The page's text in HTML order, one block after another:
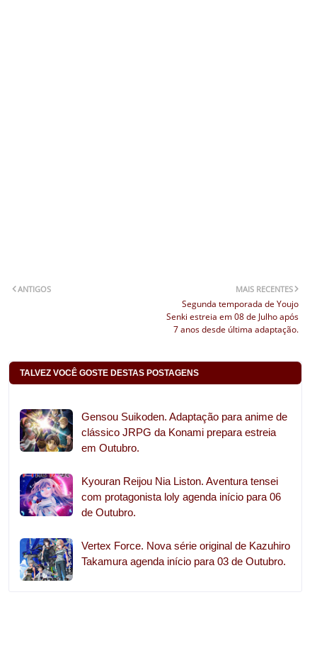
MAIS RECENTES
Segunda temporada de Youjo
Senki estreia em 08 de Julho após
7 anos desde última adaptação.
ANTIGOS
TALVEZ VOCÊ GOSTE DESTAS POSTAGENS
Gensou Suikoden. Adaptação para anime de
clássico JRPG da Konami prepara estreia
em Outubro.
Kyouran Reijou Nia Liston. Aventura tensei
com protagonista loly agenda início para 06
de Outubro.
Vertex Force. Nova série original de Kazuhiro
Takamura agenda início para 03 de Outubro.